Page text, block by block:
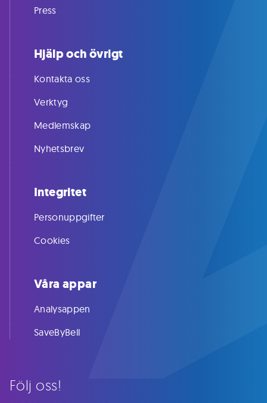
Följ oss!
Press
Hjälp och övrigt
Kontakta oss
Verktyg
Medlemskap
Nyhetsbrev
Integritet
Personuppgifter
Cookies
Våra appar
Analysappen
SaveByBell